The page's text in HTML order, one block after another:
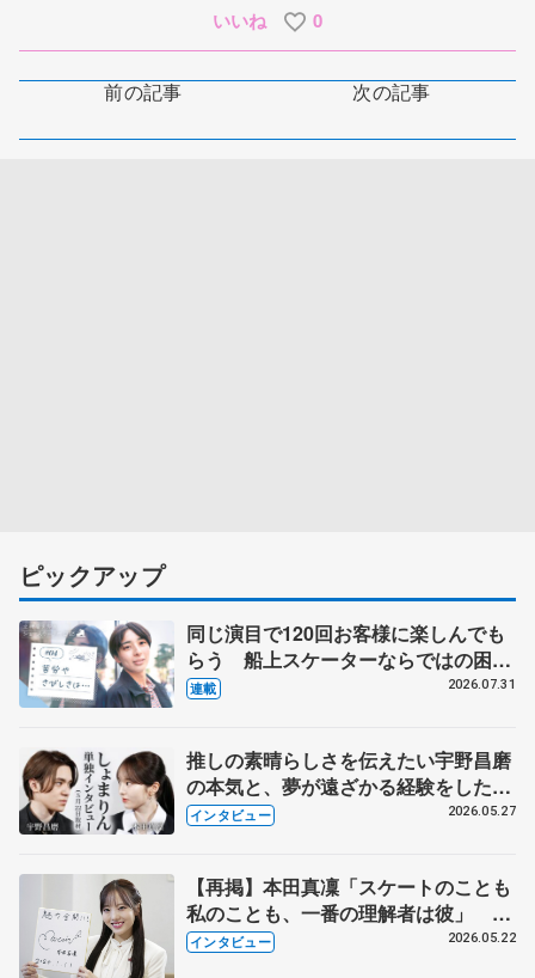
いいね 0
前の記事 次の記事
ピックアップ
同じ演目で120回お客様に楽しんでも
らう 船上スケーターならではの困難
とは 影響あったPIW前キャプテン松
連載 2026.07.31
推しの素晴らしさを伝えたい宇野昌磨
の本気と、夢が遠ざかる経験をした本
田真凜の覚悟
インタビュー 2026.05.27
【再掲】本田真凜「スケートのことも
私のことも、一番の理解者は彼」 引
退時の単独インタビューで語った競技
インタビュー 2026.05.22